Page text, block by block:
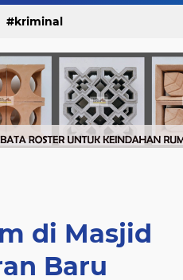
kriminal
di Masjid
Baru